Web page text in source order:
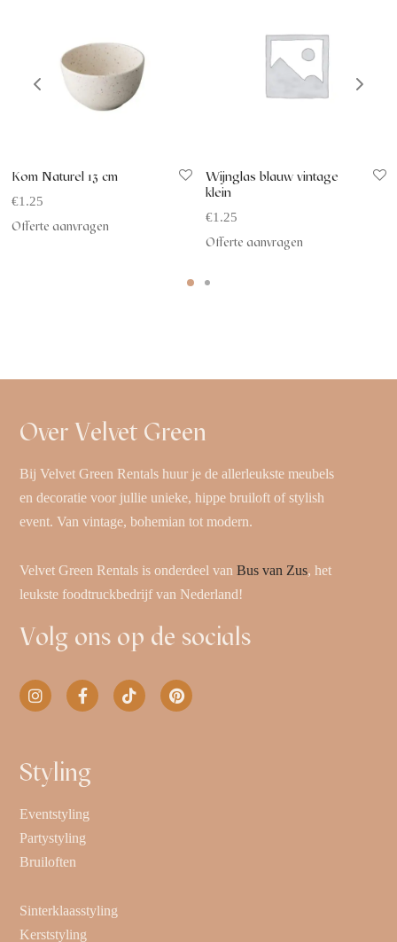
Kom Naturel 13 cm
€1.25
Offerte aanvragen
Wijnglas blauw vintage
klein
€1.25
Offerte aanvragen
Over Velvet Green
Bij Velvet Green Rentals huur je de allerleukste meubels
en decoratie voor jullie unieke, hippe bruiloft of stylish
event. Van vintage, bohemian tot modern.
Velvet Green Rentals is onderdeel vanBus van Zus, het
leukste foodtruckbedrijf van Nederland!
Volg ons op de socials
Styling
Eventstyling
Partystyling
Bruiloften
Sinterklaasstyling
Kerststyling